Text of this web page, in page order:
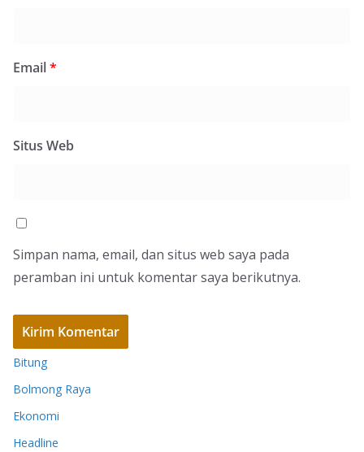
Email*
Situs Web
Simpan nama, email, dan situs web saya pada
peramban ini untuk komentar saya berikutnya.
Bitung
Bolmong Raya
Ekonomi
Headline